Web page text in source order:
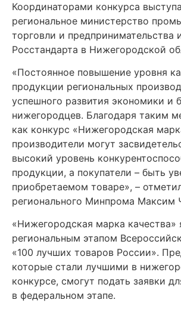
Координаторами конкурса
региональное министерство
торговли и
Росстандарта в Нижегородской
«Постоянное повышение уровня
продукции региональных
успешного развития экономики и
нижегородцев. Благодаря таким
как конкурс «Нижегородская
производители могут
высокий уровень
продукции, а покупатели – быть
приобретаемом товаре», –
регионального Минпрома Максим
«Нижегородская марка качества»
региональным этапом
«100 лучших товаров России».
которые стали лучшими в
конкурсе, смогут подать заявки
в федеральном этапе.